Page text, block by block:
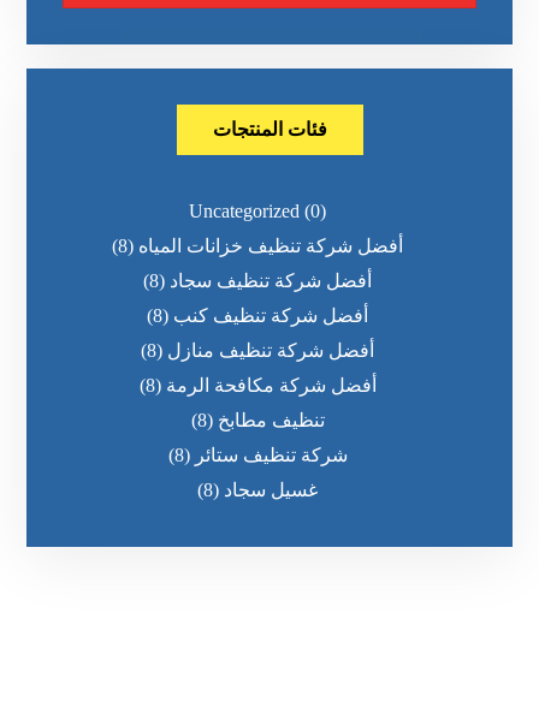
فئات المنتجات
Uncategorized (0)
أفضل شركة تنظيف خزانات المياه (8)
أفضل شركة تنظيف سجاد (8)
أفضل شركة تنظيف كنب (8)
أفضل شركة تنظيف منازل (8)
أفضل شركة مكافحة الرمة (8)
تنظيف مطابخ (8)
شركة تنظيف ستائر (8)
غسيل سجاد (8)